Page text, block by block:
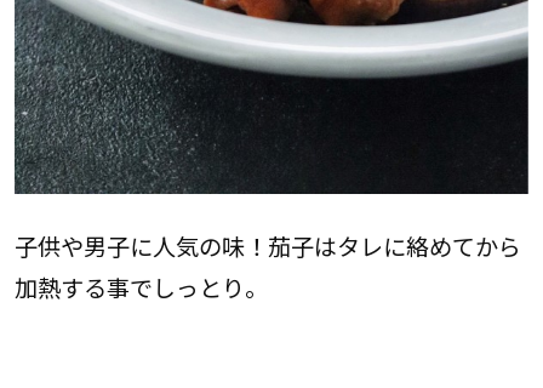
子供や男子に人気の味！茄子はタレに絡めてから
加熱する事でしっとり。